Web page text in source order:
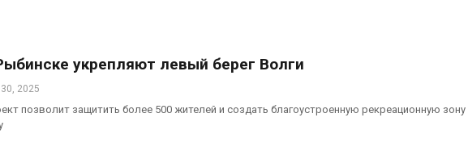
укрепляют левый берег Волги
2025
позволит защитить более 500 жителей и создать благоустроенную рекреационную зону
климата»: исследование
показало пределы
Авг 6, 2026